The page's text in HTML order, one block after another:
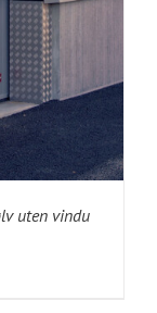
uten vindu